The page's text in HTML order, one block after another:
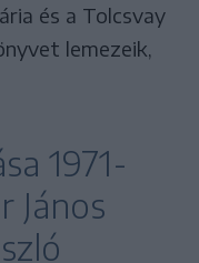
és a Tolcsvay
lemezeik,
1971-
János